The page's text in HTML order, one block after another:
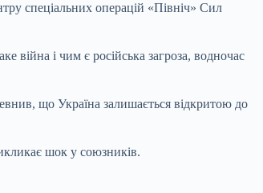
спеціальних операцій «Північ» Сил
і чим є російська загроза, водночас
що Україна залишається відкритою до
шок у союзників.